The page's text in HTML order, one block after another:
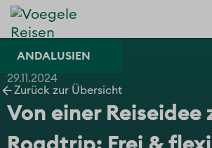
29.11.2024
ANDALUSIEN
Zurück zur Übersicht
Von einer Reiseidee